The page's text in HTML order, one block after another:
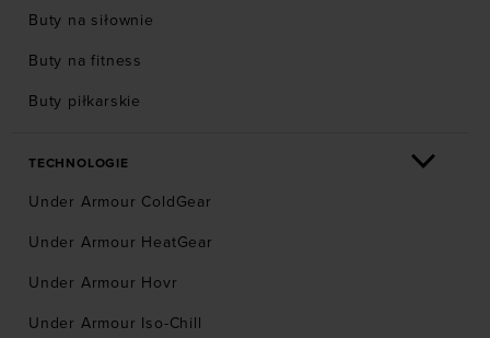
Buty na siłownie
Buty na fitness
Buty piłkarskie
TECHNOLOGIE
Under Armour ColdGear
Under Armour HeatGear
Under Armour Hovr
Under Armour Iso-Chill